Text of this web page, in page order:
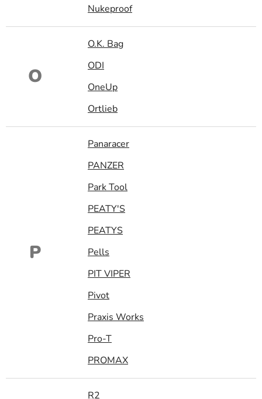
Nukeproof
O
O.K. Bag
ODI
OneUp
Ortlieb
P
Panaracer
PANZER
Park Tool
PEATY'S
PEATYS
Pells
PIT VIPER
Pivot
Praxis Works
Pro-T
PROMAX
R2